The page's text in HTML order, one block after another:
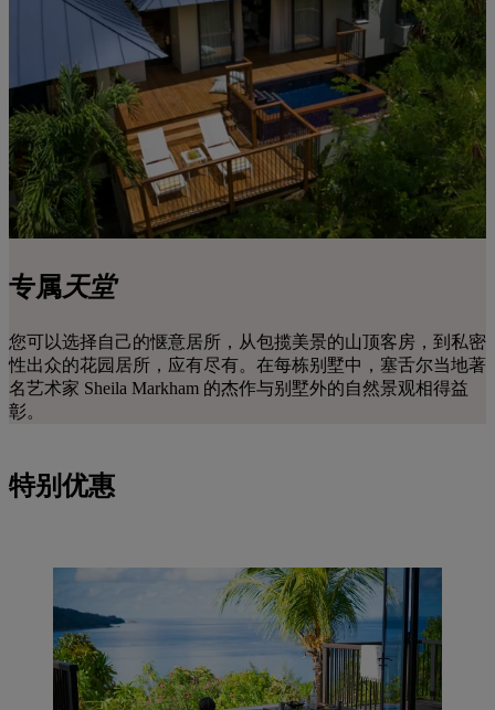
专属天堂
您可以选择自己的惬意居所，从包揽美景的山顶客房，到私密
性出众的花园居所，应有尽有。在每栋别墅中，塞舌尔当地著
名艺术家 Sheila Markham 的杰作与别墅外的自然景观相得益
彰。
特别优惠